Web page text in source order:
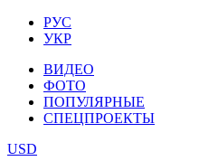
РУС
УКР
ВИДЕО
ФОТО
ПОПУЛЯРНЫЕ
СПЕЦПРОЕКТЫ
USD